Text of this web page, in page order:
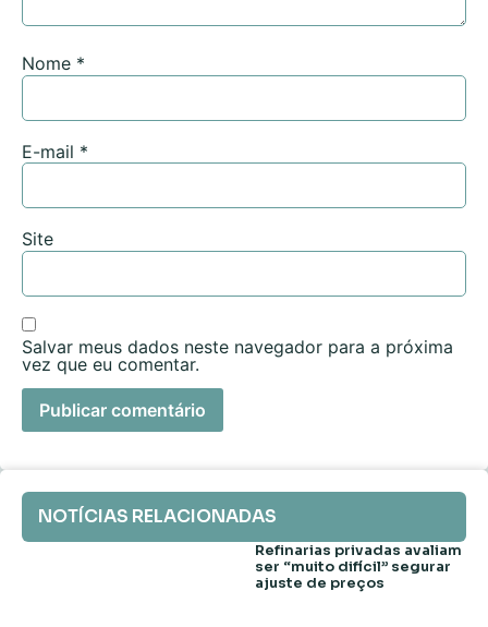
Nome *
E-mail *
Site
Salvar meus dados neste navegador para a próxima
vez que eu comentar.
NOTÍCIAS RELACIONADAS
Refinarias privadas avaliam
ser “muito difícil” segurar
ajuste de preços